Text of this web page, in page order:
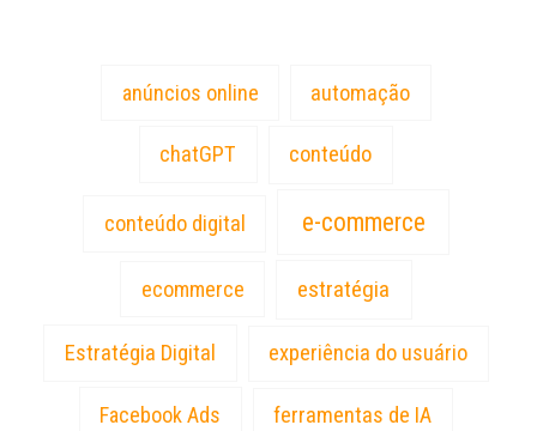
anúncios online automação
chatGPT conteúdo
conteúdo digital e-commerce
ecommerce estratégia
Estratégia Digital experiência do usuário
Facebook Ads ferramentas de IA